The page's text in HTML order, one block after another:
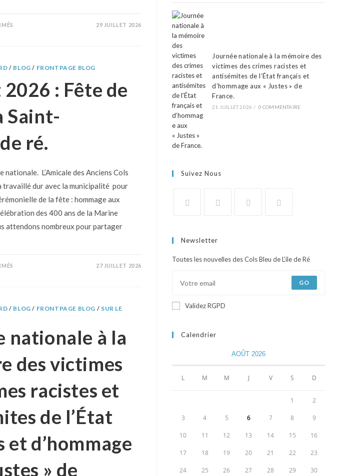
29 JUILLET 2026
/ BLOG / FRONTPAGE BLOG
: Fête de
Saint-
ré.
nationale. L’Amicale des Anciens Cols
travaillé dur avec la municipalité pour
de la fête : hommage aux
des 400 ans de la Marine
attendons nombreux pour partager
27 JUILLET 2026
/ BLOG / FRONTPAGE BLOG / SUR LE
nationale à la
des victimes
racistes et
de l’État
et d’hommage
» de
Journée nationale à la mémoire des
victimes des crimes racistes et
antisémites de l’État français et
d’hommage aux « Justes » de
France.
21 JUILLET 2026 / 0 COMMENTAIRE
Suivez Nous
Newsletter
Toutes les nouvelles des Cols Bleu de L'ile de Ré
GO
Validez RGPD
Calendrier
AOÛT 2026
L M M J V S D
1 2
3 4 5 6 7 8 9
10 11 12 13 14 15 16
17 18 19 20 21 22 23
24 25 26 27 28 29 30